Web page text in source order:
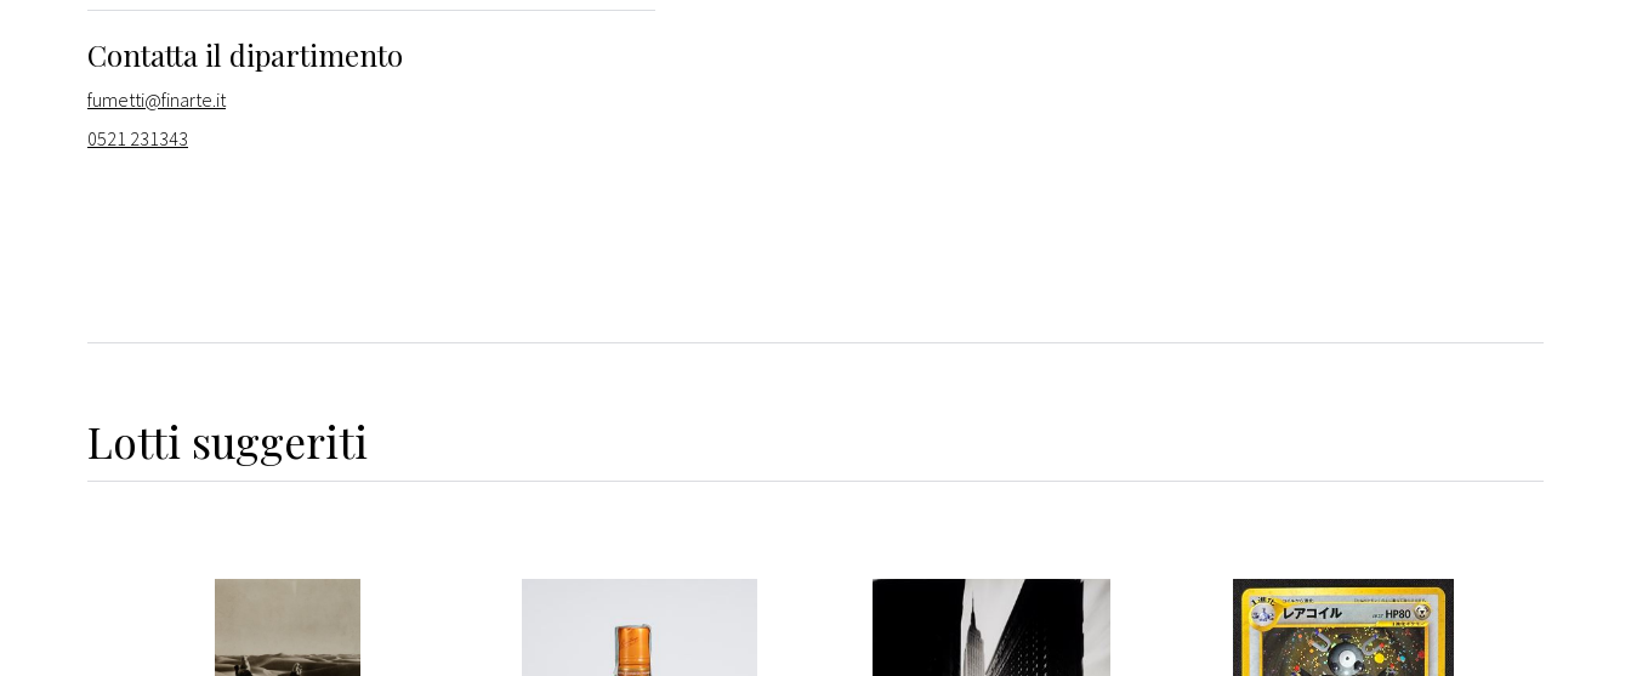
Contatta il dipartimento
fumetti@finarte.it
0521 231343
Lotti suggeriti